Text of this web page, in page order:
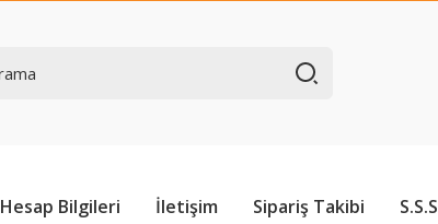
Hesap Bilgileri İletişim Sipariş Takibi S.S.S